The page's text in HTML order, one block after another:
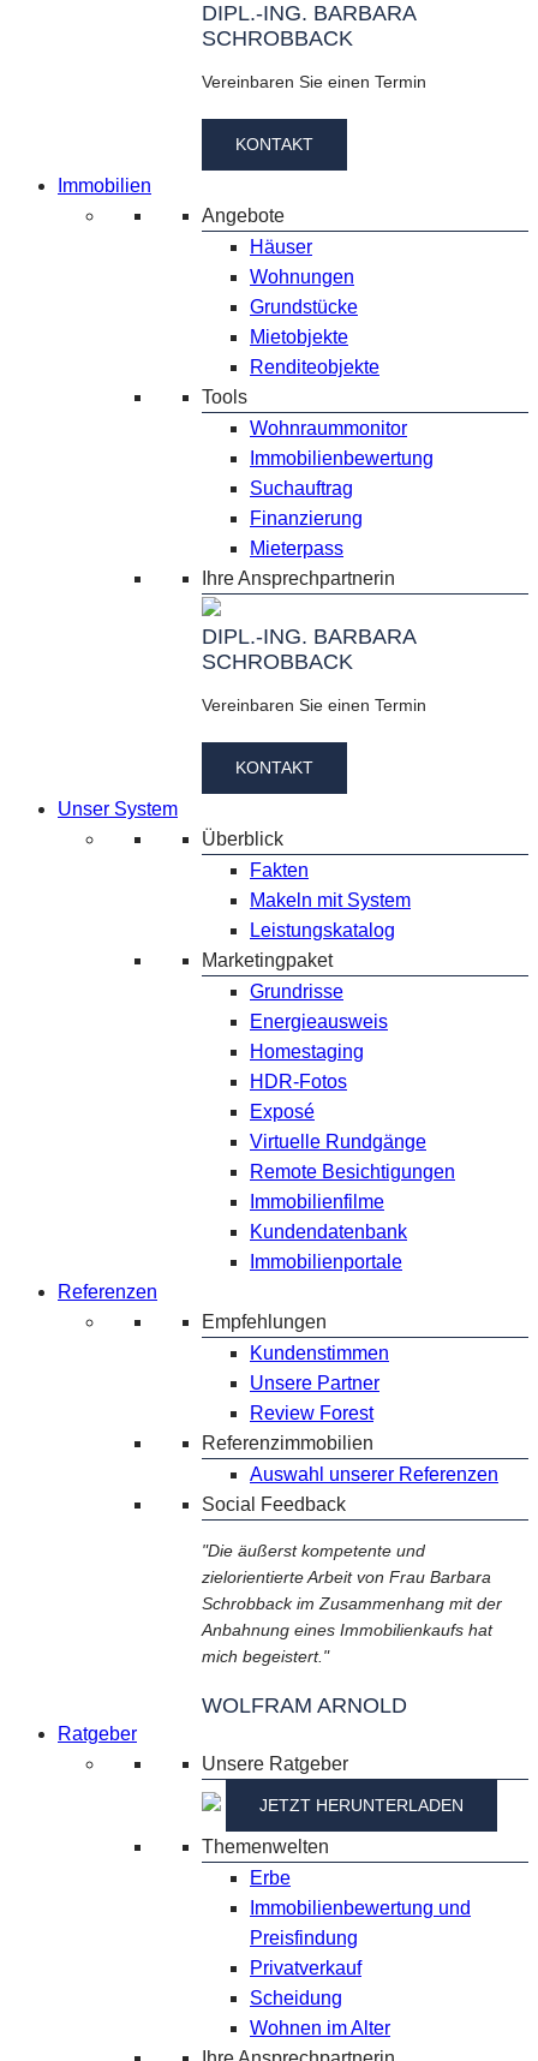
DIPL.-ING. BARBARA
SCHROBBACK
Vereinbaren Sie einen Termin
KONTAKT
Immobilien
Angebote
Häuser
Wohnungen
Grundstücke
Mietobjekte
Renditeobjekte
Tools
Wohnraummonitor
Immobilienbewertung
Suchauftrag
Finanzierung
Mieterpass
Ihre Ansprechpartnerin
DIPL.-ING. BARBARA
SCHROBBACK
Vereinbaren Sie einen Termin
KONTAKT
Unser System
Überblick
Fakten
Makeln mit System
Leistungskatalog
Marketingpaket
Grundrisse
Energieausweis
Homestaging
HDR-Fotos
Exposé
Virtuelle Rundgänge
Remote Besichtigungen
Immobilienfilme
Kundendatenbank
Immobilienportale
Referenzen
Empfehlungen
Kundenstimmen
Unsere Partner
Review Forest
Referenzimmobilien
Auswahl unserer Referenzen
Social Feedback
"Die äußerst kompetente und
zielorientierte Arbeit von Frau Barbara
Schrobback im Zusammenhang mit der
Anbahnung eines Immobilienkaufs hat
mich begeistert."
WOLFRAM ARNOLD
Ratgeber
Unsere Ratgeber
JETZT HERUNTERLADEN
Themenwelten
Erbe
Immobilienbewertung und
Preisfindung
Privatverkauf
Scheidung
Wohnen im Alter